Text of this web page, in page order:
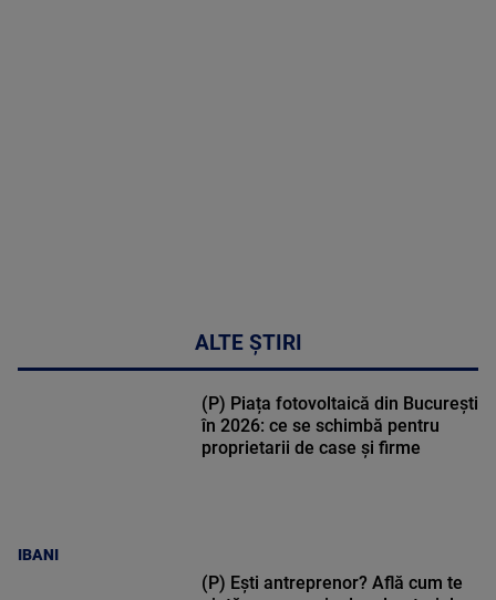
ALTE ȘTIRI
IBANI
(P) Piața fotovoltaică din București
în 2026: ce se schimbă pentru
proprietarii de case și firme
(P) Ești antreprenor? Află cum te